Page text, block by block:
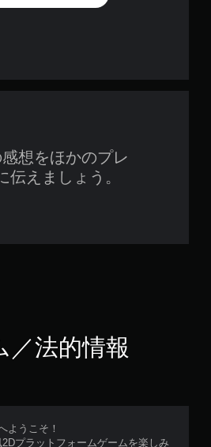
想をほかのプレ
伝えましょう。
／法的情報
ようこそ！
プラットフォームゲームを楽しみ